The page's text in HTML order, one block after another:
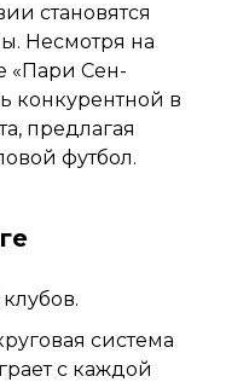
становятся
Несмотря на
«Пари Сен-
конкурентной в
предлагая
футбол.
клубов.
система
с каждой